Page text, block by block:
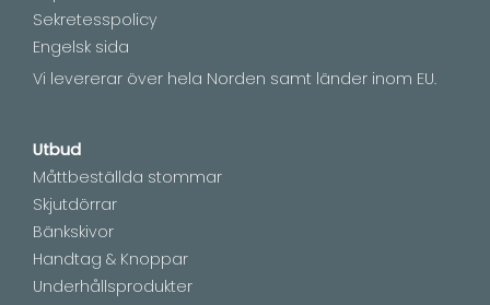
Sekretesspolicy
Engelsk sida
Vi levererar över hela Norden samt länder inom EU.
Utbud
Måttbeställda stommar
Skjutdörrar
Bänkskivor
Handtag & Knoppar
Underhållsprodukter